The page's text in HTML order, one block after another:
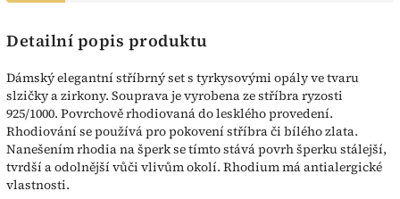
Detailní popis produktu
Dámský elegantní stříbrný set s tyrkysovými opály ve tvaru
slzičky a zirkony. Souprava je vyrobena ze stříbra ryzosti
925/1000. Povrchově rhodiovaná do lesklého provedení.
Rhodiování se používá pro pokovení stříbra či bílého zlata.
Nanešením rhodia na šperk se tímto stává povrh šperku stálejší,
tvrdší a odolnější vůči vlivům okolí. Rhodium má antialergické
vlastnosti.